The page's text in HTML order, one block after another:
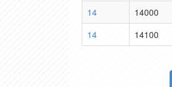
14
14000
14
14100